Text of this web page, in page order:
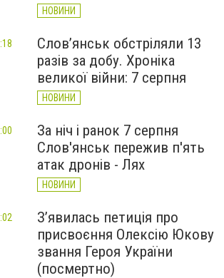
НОВИНИ
Слов’янськ обстріляли 13
разів за добу. Хроніка
великої війни: 7 серпня
НОВИНИ
За ніч і ранок 7 серпня
Слов'янськ пережив п'ять
атак дронів - Лях
НОВИНИ
З’явилась петиція про
присвоєння Олексію Юкову
звання Героя України
(посмертно)